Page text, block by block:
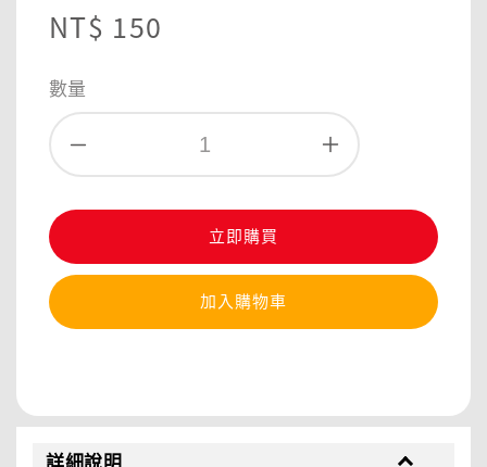
Regular
NT$ 150
數量
立即購買
加入購物車
詳細說明